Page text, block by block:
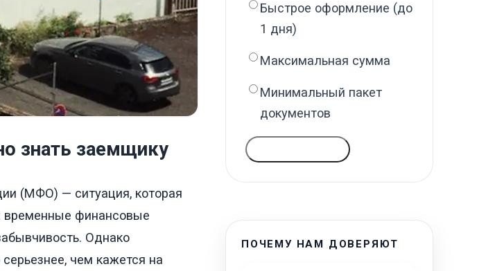
знать заемщику
(МФО) — ситуация, которая
временные финансовые
Однако
чем кажется на
Быстрое оформление (до
1 дня)
Максимальная сумма
Минимальный пакет
документов
ПОЧЕМУ НАМ ДОВЕРЯЮТ